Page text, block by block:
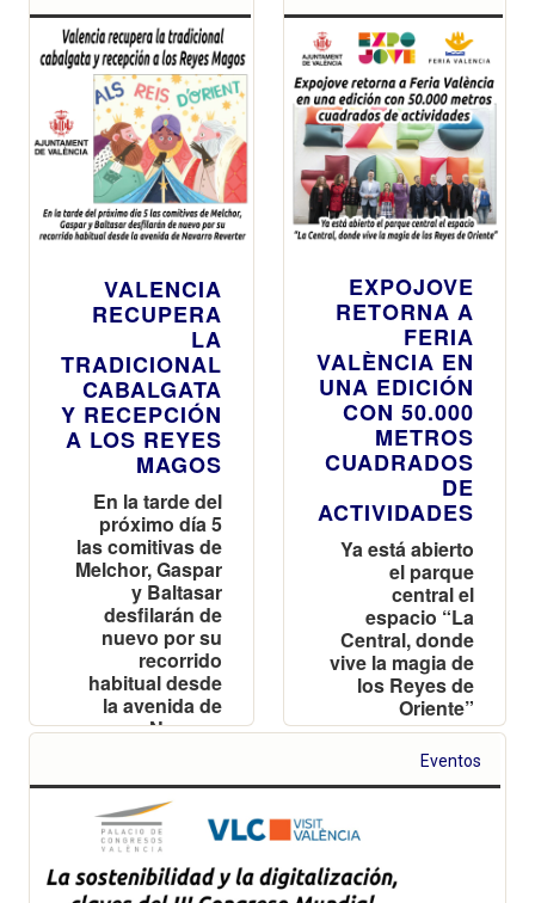
VALENCIA
RECUPERA
LA
TRADICIONAL
CABALGATA
Y RECEPCIÓN
A LOS REYES
MAGOS
En la tarde del
próximo día 5
las comitivas de
Melchor, Gaspar
y Baltasar
desfilarán de
nuevo por su
recorrido
habitual desde
la avenida de
Navarro
EXPOJOVE
RETORNA A
FERIA
VALÈNCIA EN
UNA EDICIÓN
CON 50.000
METROS
CUADRADOS
DE
ACTIVIDADES
Ya está abierto
el parque
central el
espacio “La
Central, donde
vive la magia de
los Reyes de
Oriente”
Eventos